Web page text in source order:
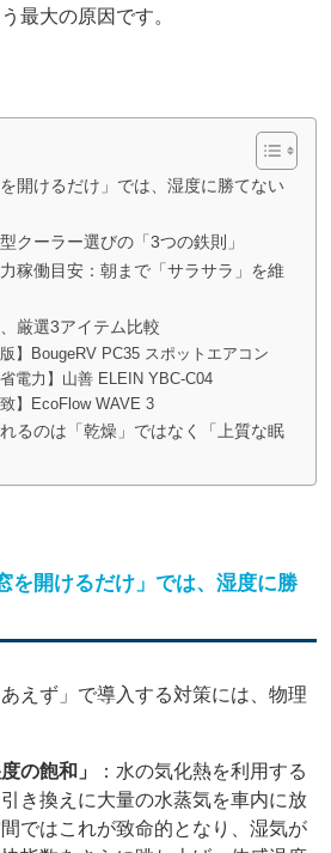
最大の原因です。
開けるだけ」では、湿度に勝てない
クーラー選びの「3つの鉄則」
稼働目安：朝まで「サラサラ」を維
厳選3アイテム比較
】BougeRV PC35 スポットエアコン
電力】山善 ELEIN YBC-C04
】EcoFlow WAVE 3
るのは「乾燥」ではなく「上質な眠
を開けるだけ」では、湿度に勝
えず」で導入する対策には、物理
の飽和」
：水の気化熱を利用する
き換えに大量の水蒸気を車内に放
ではこれが致命的となり、湿気が